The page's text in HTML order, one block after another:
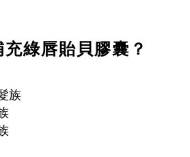
綠唇貽貝膠囊？
族